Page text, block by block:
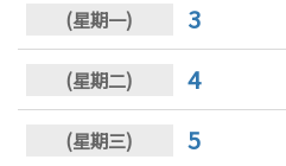
3
4
5